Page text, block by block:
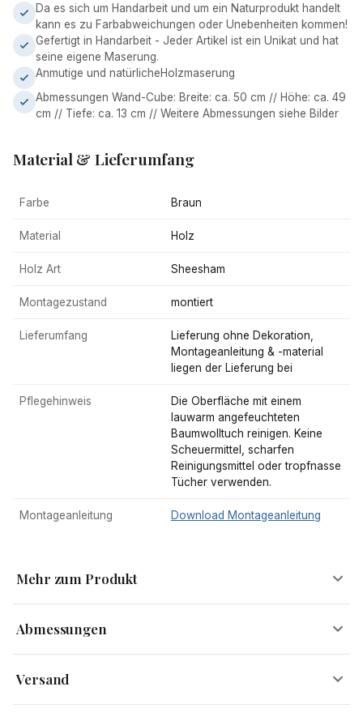
Da es sich um Handarbeit und um ein Naturprodukt handelt
kann es zu Farbabweichungen oder Unebenheiten kommen!
Gefertigt in Handarbeit - Jeder Artikel ist ein Unikat und hat
seine eigene Maserung.
Anmutige und natürlicheHolzmaserung
Abmessungen Wand-Cube: Breite: ca. 50 cm // Höhe: ca. 49
cm // Tiefe: ca. 13 cm // Weitere Abmessungen siehe Bilder
Material & Lieferumfang
Farbe Braun
Material Holz
Holz Art Sheesham
Montagezustand montiert
Lieferumfang
Lieferung ohne Dekoration,
Montageanleitung & -material
liegen der Lieferung bei
Pflegehinweis
Die Oberfläche mit einem
lauwarm angefeuchteten
Baumwolltuch reinigen. Keine
Scheuermittel, scharfen
Reinigungsmittel oder tropfnasse
Tücher verwenden.
Montageanleitung Download Montageanleitung
Mehr zum Produkt
Auf dem Holzweg
Abmessungen
Breite 50 cm
Versand